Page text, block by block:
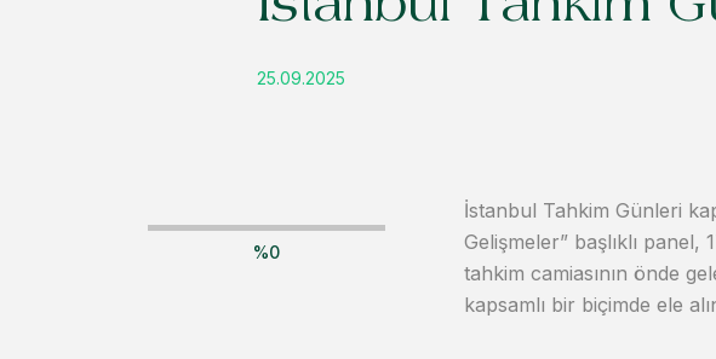
İstanbul Tahkim
25.09.2025
%0
İstanbul Tahkim Günleri
Gelişmeler” başlıklı
tahkim camiasının önde
kapsamlı bir biçimde ele